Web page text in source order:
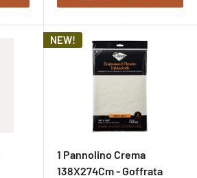
NEW!
1 Pannolino Crema
138X274Cm - Goffrata